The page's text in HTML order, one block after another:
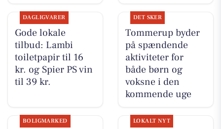
DAGLIGVARER
Gode lokale
tilbud: Lambi
toiletpapir til 16
kr. og Spier PS vin
til 39 kr.
DET SKER
Tommerup byder
på spændende
aktiviteter for
både børn og
voksne i den
kommende uge
BOLIGMARKED LOKALT NYT